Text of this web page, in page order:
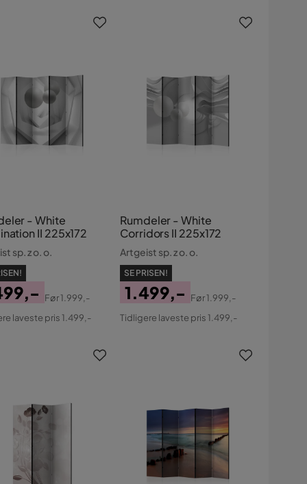
- White
II 225x172
sp. z o. o.
Før1.999,-
laveste pris 1.499,-
Rumdeler - White
Corridors II 225x172
Artgeist sp. z o. o.
SE PRISEN!
Pris
1.499,-
Original
Før1.999,-
Tidligere laveste pris 1.499,-